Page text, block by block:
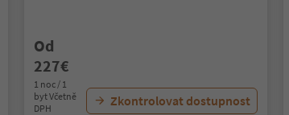
Od
227€
1 noc / 1
byt Včetně
DPH
Zkontrolovat dostupnost